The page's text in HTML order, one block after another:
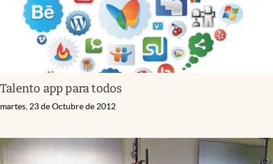
Talento app para todos
martes, 23 de Octubre de 2012